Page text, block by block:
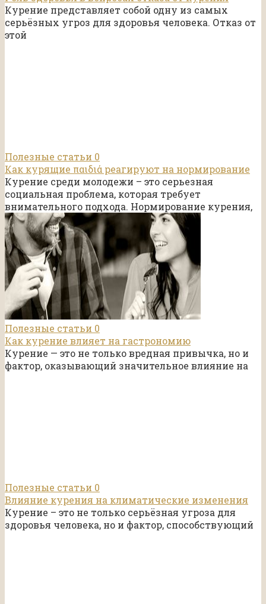
Курение представляет собой одну из самых
серьёзных угроз для здоровья человека. Отказ от
этой
Полезные статьи 0
Как курящие παιδιά реагируют на нормирование
Курение среди молодежи – это серьезная
социальная проблема, которая требует
внимательного подхода. Нормирование курения,
Полезные статьи 0
Как курение влияет на гастрономию
Курение — это не только вредная привычка, но и
фактор, оказывающий значительное влияние на
Полезные статьи 0
Влияние курения на климатические изменения
Курение – это не только серьёзная угроза для
здоровья человека, но и фактор, способствующий